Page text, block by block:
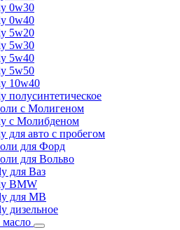
0w30
0w40
5w20
5w30
5w40
5w50
10w40
полусинтетическое
с Молигеном
с Молибденом
для авто с пробегом
для Форд
для Вольво
для Ваз
BMW
для MB
дизельное
масло